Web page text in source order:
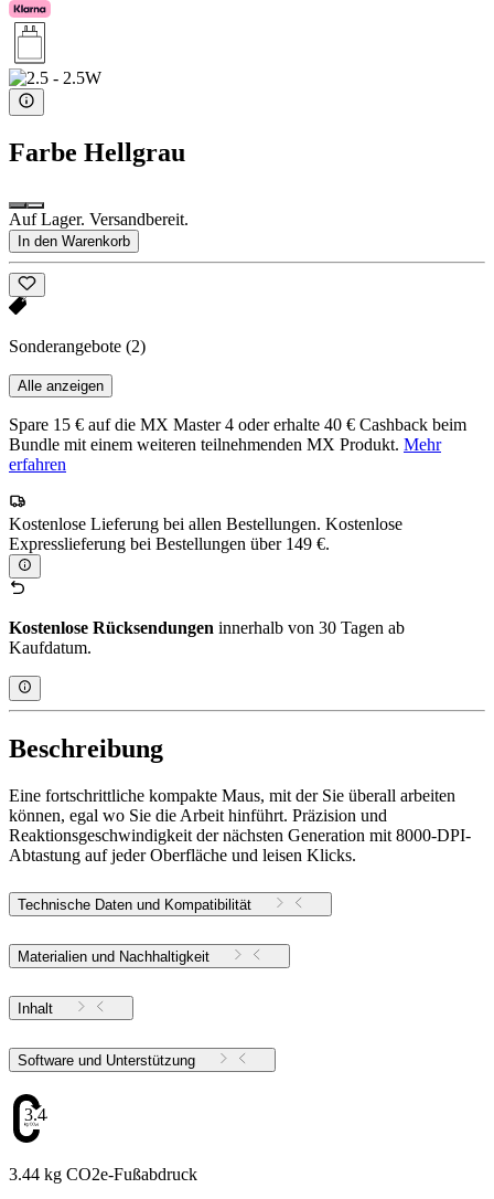
Farbe Hellgrau
Auf Lager. Versandbereit.
In den Warenkorb
Sonderangebote (2)
Alle anzeigen
Spare 15 € auf die MX Master 4 oder erhalte 40 € Cashback beim
Bundle mit einem weiteren teilnehmenden MX Produkt. Mehr
erfahren
Kostenlose Lieferung bei allen Bestellungen. Kostenlose
Expresslieferung bei Bestellungen über 149 €.
Kostenlose Rücksendungen innerhalb von 30 Tagen ab
Kaufdatum.
Beschreibung
Eine fortschrittliche kompakte Maus, mit der Sie überall arbeiten
können, egal wo Sie die Arbeit hinführt. Präzision und
Reaktionsgeschwindigkeit der nächsten Generation mit 8000-DPI-
Abtastung auf jeder Oberfläche und leisen Klicks.
Technische Daten und Kompatibilität
Materialien und Nachhaltigkeit
Inhalt
Software und Unterstützung
3.44
3.44 kg CO2e-Fußabdruck